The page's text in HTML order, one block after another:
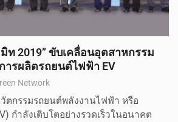
ท 2019” ขับเคลื่อนอุตสาหกรรม
ารผลิตรถยนต์ไฟฟ้า EV
Network
ตกรรมรถยนต์พลังงานไฟฟ้า หรือ
กำลังเติบโตอย่างรวดเร็วในอนาคต